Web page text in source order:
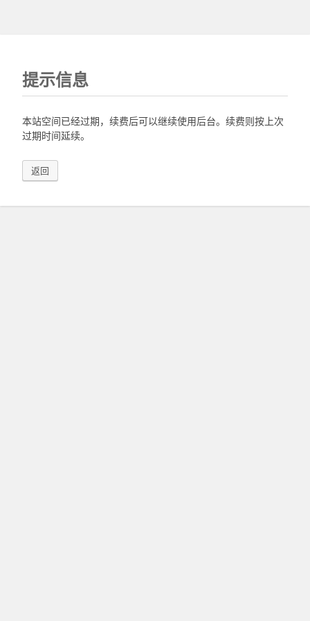
提示信息
本站空间已经过期，续费后可以继续使用后台。续费则按上次
过期时间延续。
返回